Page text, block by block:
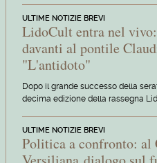
ULTIME NOTIZIE BREVI
LidoCult entra nel
davanti al pontile
"L'antidoto"
Dopo il grande successo della
decima edizione della rassegna
ULTIME NOTIZIE BREVI
Politica a confronto: al